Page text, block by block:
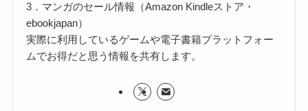
3．マンガのセール情報（Amazon Kindleストア・
ebookjapan）
実際に利用しているゲームや電子書籍プラットフォー
ムでお得だと思う情報を共有します。